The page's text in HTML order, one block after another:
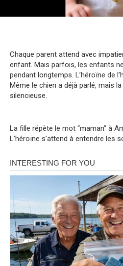
Chaque parent attend avec
enfant. Mais parfois, les enfants
pendant longtemps. L’héroïne de
Même le chien a déjà parlé, mais
silencieuse.
La fille répète le mot “maman” à
L’héroïne s’attend à entendre les